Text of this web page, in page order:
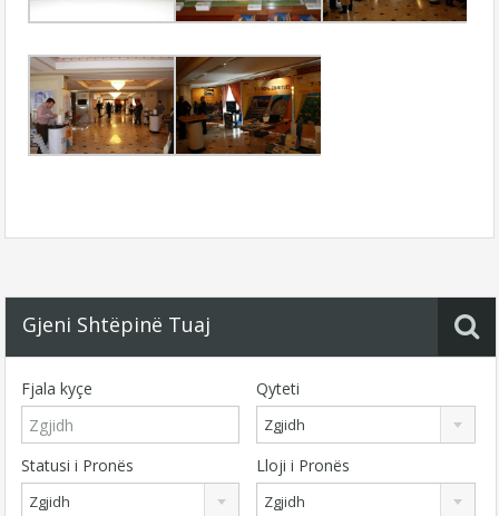
Gjeni Shtëpinë Tuaj
Fjala kyçe Qyteti
Zgjidh
Statusi i Pronës
Zgjidh
Lloji i Pronës
Zgjidh